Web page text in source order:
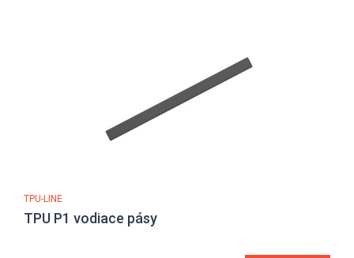
TPU-LINE
TPU P1 vodiace pásy